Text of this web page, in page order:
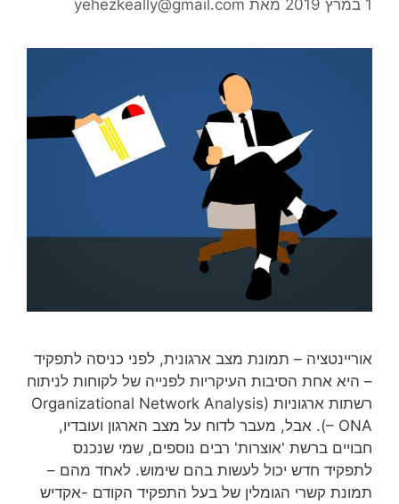
1 במרץ 2019 מאת yehezkeally@gmail.com
אוריינטציה – תמונת מצב ארגונית, לפני כניסה לתפקיד
– היא אחת הסיבות העיקריות לפנייה של לקוחות לניתוח
רשתות ארגוניות (Organizational Network Analysis
– ONA). אבל, מעבר לדוח על מצב הארגון ועובדיו,
חבויים ברשת 'אוצרות' רבים נוספים, שמי שנכנס
לתפקיד חדש יכול לעשות בהם שימוש. לאחד מהם –
תמונת קשרי הגומלין של בעל התפקיד הקודם -אקדיש